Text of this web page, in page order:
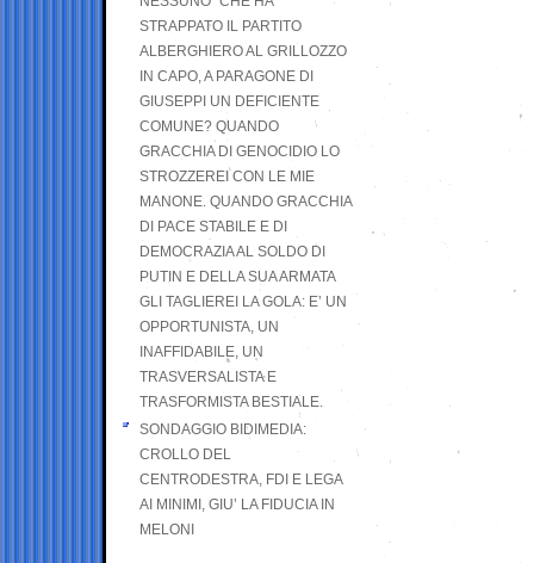
STRAPPATO IL PARTITO
ALBERGHIERO AL GRILLOZZO
IN CAPO, A PARAGONE DI
GIUSEPPI UN DEFICIENTE
COMUNE? QUANDO
GRACCHIA DI GENOCIDIO LO
STROZZEREI CON LE MIE
MANONE. QUANDO GRACCHIA
DI PACE STABILE E DI
DEMOCRAZIA AL SOLDO DI
PUTIN E DELLA SUA ARMATA
GLI TAGLIEREI LA GOLA: E’ UN
OPPORTUNISTA, UN
INAFFIDABILE, UN
TRASVERSALISTA E
TRASFORMISTA BESTIALE.
SONDAGGIO BIDIMEDIA:
CROLLO DEL
CENTRODESTRA, FDI E LEGA
AI MINIMI, GIU’ LA FIDUCIA IN
MELONI